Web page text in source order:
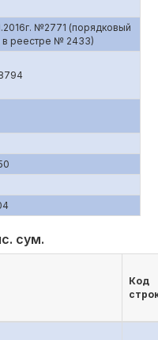
№2771 (порядковый
реестре № 2433)
сум.
Код